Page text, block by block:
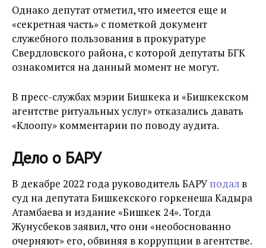
Однако депутат отметил, что имеется еще и
«секретная часть» с пометкой документ
служебного пользования в прокуратуре
Свердловского района, с которой депутаты БГК
ознакомится на данный момент не могут.
В пресс-службах мэрии Бишкека и «Бишкекском
агентстве ритуальных услуг» отказались давать
«Клоопу» комментарии по поводу аудита.
Дело о БАРУ
В декабре 2022 года руководитель БАРУподал в
суд на депутата Бишкекского горкенешаКадыра
Атамбаева и издание «Бишкек 24». Тогда
Жунусбеков заявил, что они «необоснованно
очерняют» его, обвиняя в коррупции в агентстве.